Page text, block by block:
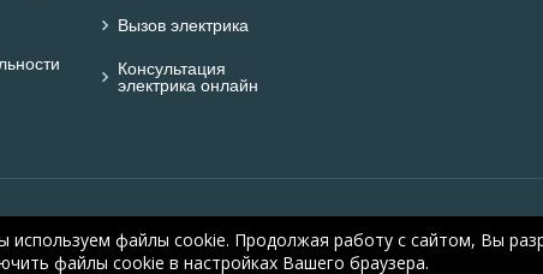
Вызов электрика
Консультация
электрика онлайн
electric.ru, 2008-2026
файлы cookie. Продолжая работу с сайтом, Вы
файлы cookie в настройках Вашего браузера.